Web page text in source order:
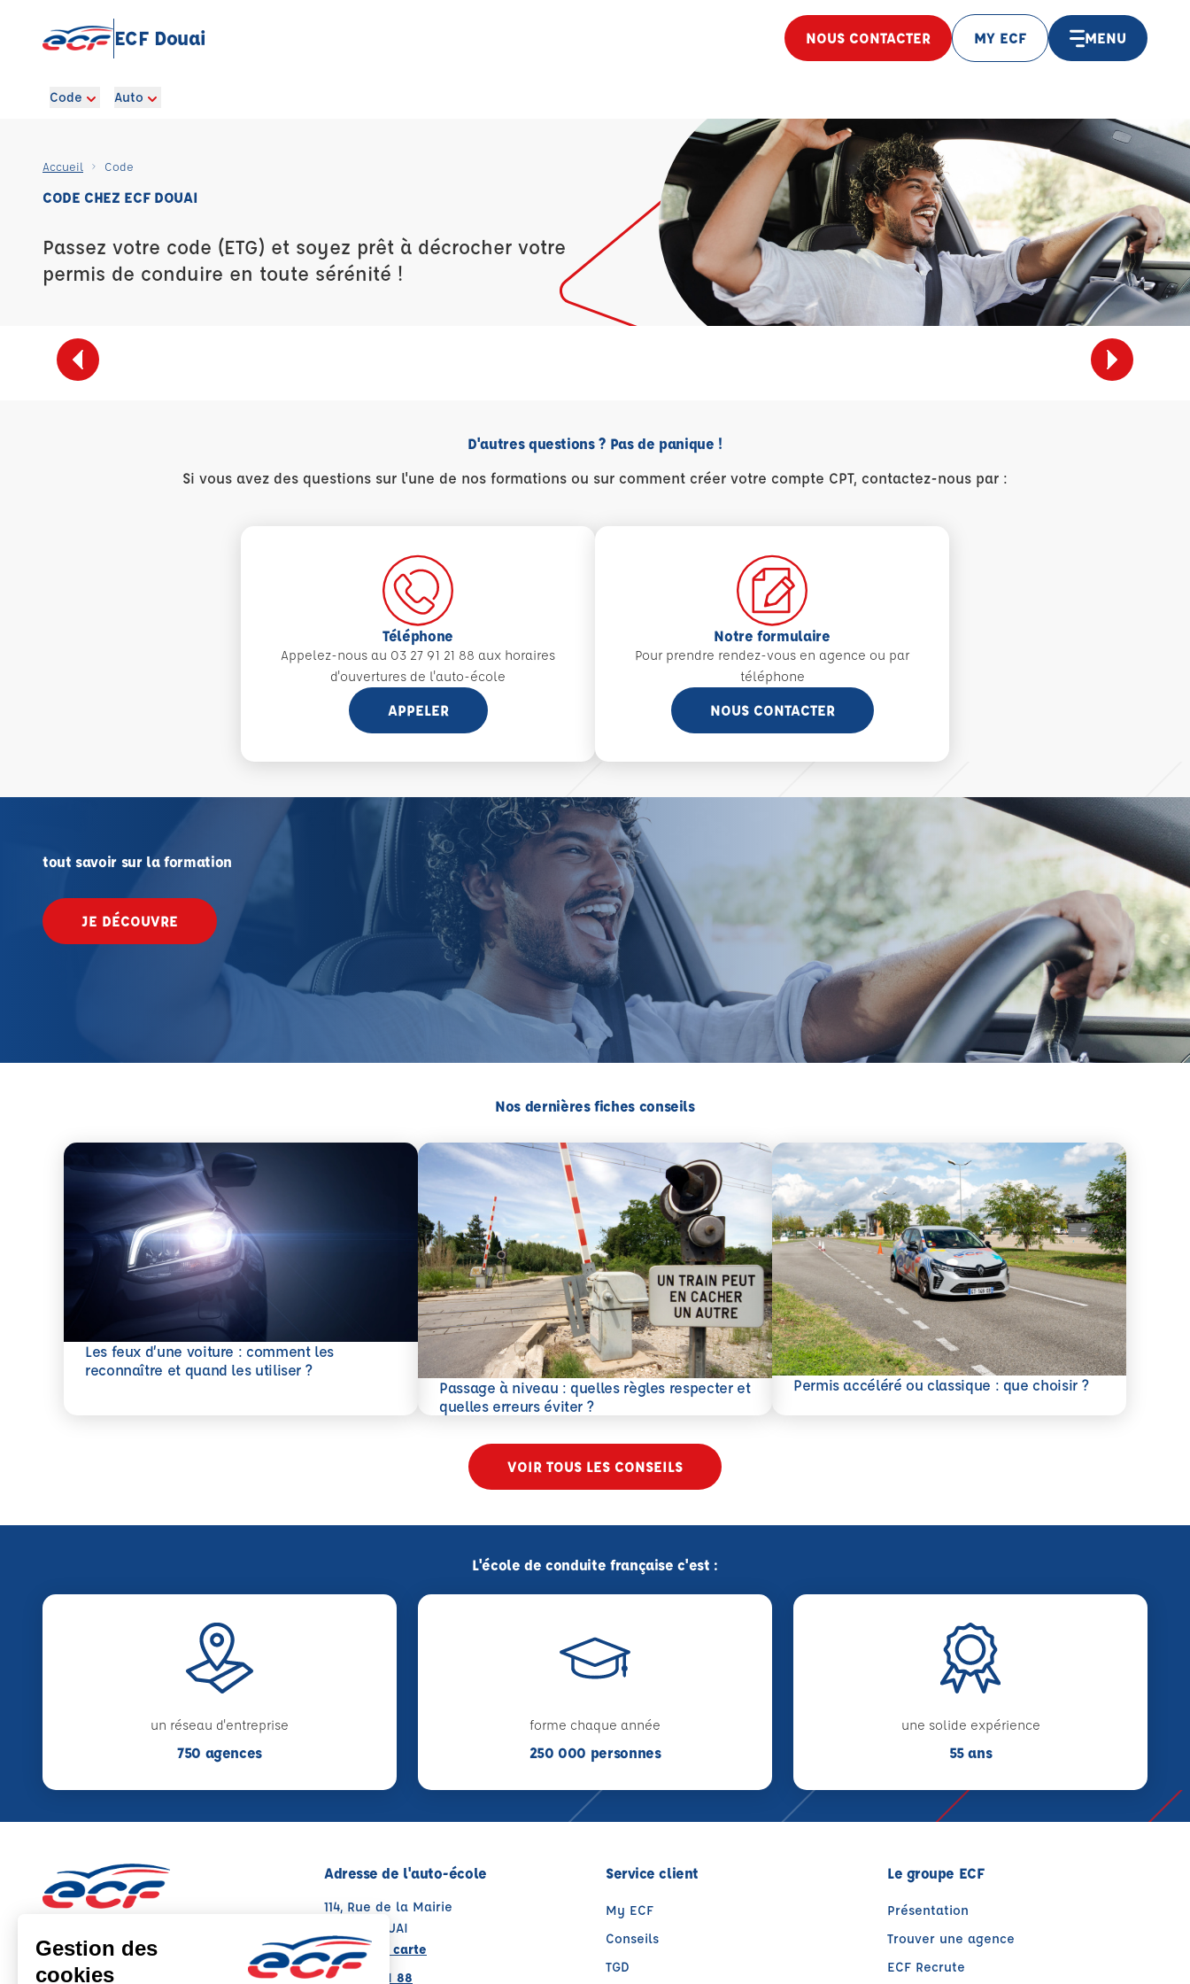
ECF Douai NOUS CONTACTER MY ECF MENU
Code Auto
Accueil Code
CODE CHEZ ECF DOUAI
Passez votre code (ETG) et soyez prêt à décrocher votre
permis de conduire en toute sérénité !
D'autres questions ? Pas de panique !
Si vous avez des questions sur l'une de nos formations ou sur comment créer votre compte CPT, contactez-nous par :
Téléphone
Appelez-nous au 03 27 91 21 88 aux horaires
d'ouvertures de l'auto-école
APPELER
Notre formulaire
Pour prendre rendez-vous en agence ou par
téléphone
NOUS CONTACTER
tout savoir sur la formation
JE DÉCOUVRE
Nos dernières fiches conseils
Les feux d’une voiture : comment les
reconnaître et quand les utiliser ?
En savoir plus
Passage à niveau : quelles règles respecter et
quelles erreurs éviter ?
En savoir plus
Permis accéléré ou classique : que choisir ?
En savoir plus
VOIR TOUS LES CONSEILS
L'école de conduite française c'est :
un réseau d'entreprise
750 agences
forme chaque année
250 000 personnes
une solide expérience
55 ans
Note : 4.9/5
Moyenne calculée sur 12 avis
Adresse de l'auto-école
114, Rue de la Mairie
59500 DOUAI
Voir sur la carte
03 27 91 21 88
Service client
My ECF
Conseils
TGD
Le groupe ECF
Présentation
Trouver une agence
ECF Recrute